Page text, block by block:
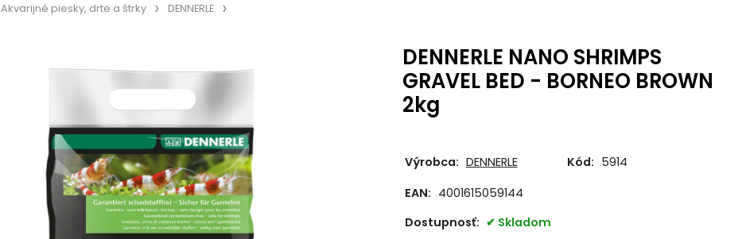
Akvarijné piesky, drte a štrky DENNERLE
DENNERLE NANO SHRIMPS
GRAVEL BED - BORNEO BROWN
2kg
Výrobca: DENNERLE Kód: 5914
EAN: 4001615059144
Dostupnosť:
Skladom